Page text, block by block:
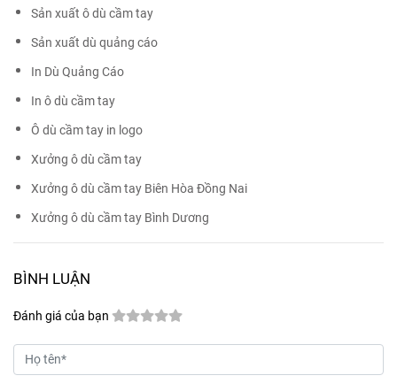
Sản xuất ô dù cầm tay
Sản xuất dù quảng cáo
In Dù Quảng Cáo
In ô dù cầm tay
Ô dù cầm tay in logo
Xưởng ô dù cầm tay
Xưởng ô dù cầm tay Biên Hòa Đồng Nai
Xưởng ô dù cầm tay Bình Dương
BÌNH LUẬN
Đánh giá của bạn